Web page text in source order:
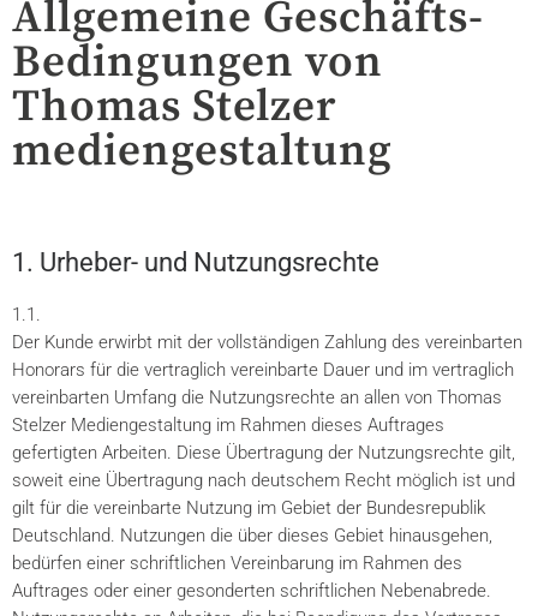
Allgemeine Geschäfts-
Bedingungen von
Thomas Stelzer
mediengestaltung
1. Urheber- und Nutzungsrechte
1.1.
Der Kunde erwirbt mit der vollständigen Zahlung des vereinbarten
Honorars für die vertraglich vereinbarte Dauer und im vertraglich
vereinbarten Umfang die Nutzungsrechte an allen von Thomas
Stelzer Mediengestaltung im Rahmen dieses Auftrages
gefertigten Arbeiten. Diese Übertragung der Nutzungsrechte gilt,
soweit eine Übertragung nach deutschem Recht möglich ist und
gilt für die vereinbarte Nutzung im Gebiet der Bundesrepublik
Deutschland. Nutzungen die über dieses Gebiet hinausgehen,
bedürfen einer schriftlichen Vereinbarung im Rahmen des
Auftrages oder einer gesonderten schriftlichen Nebenabrede.